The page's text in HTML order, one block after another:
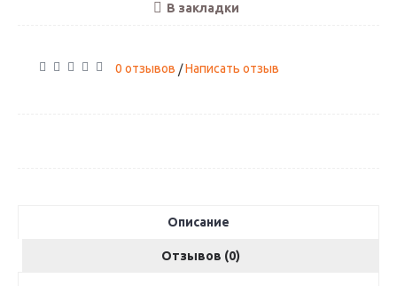
В закладки
0 отзывов /Написать отзыв
Описание
Отзывов (0)